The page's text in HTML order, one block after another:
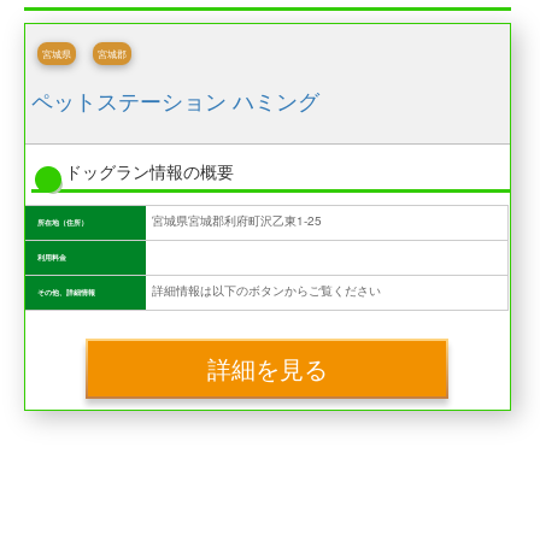
宮城県 宮城郡
ペットステーション ハミング
ドッグラン情報の概要
所在地（住所） 宮城県宮城郡利府町沢乙東1-25
利用料金
その他、詳細情報 詳細情報は以下のボタンからご覧ください
詳細を見る